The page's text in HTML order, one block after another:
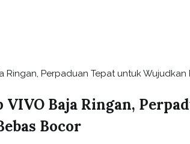
VIVO Baja Ringan,
Bocor